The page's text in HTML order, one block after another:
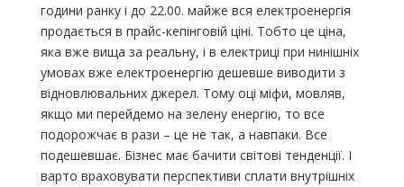
години ранку і до 22.00. майже вся електроенергія
продається в прайс-кепінговій ціні. Тобто це ціна,
яка вже вища за реальну, і в електриці при нинішніх
умовах вже електроенергію дешевше виводити з
відновлювальних джерел. Тому оці міфи, мовляв,
якщо ми перейдемо на зелену енергію, то все
подорожчає в рази – це не так, а навпаки. Все
подешевшає. Бізнес має бачити світові тенденції. І
варто враховувати перспективи сплати внутрішніх